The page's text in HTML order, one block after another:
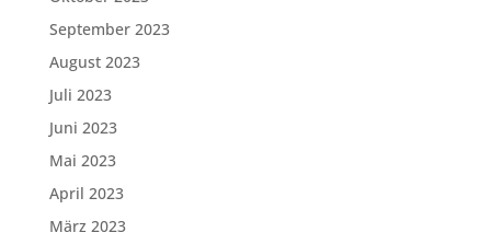
September 2023
August 2023
Juli 2023
Juni 2023
Mai 2023
April 2023
März 2023